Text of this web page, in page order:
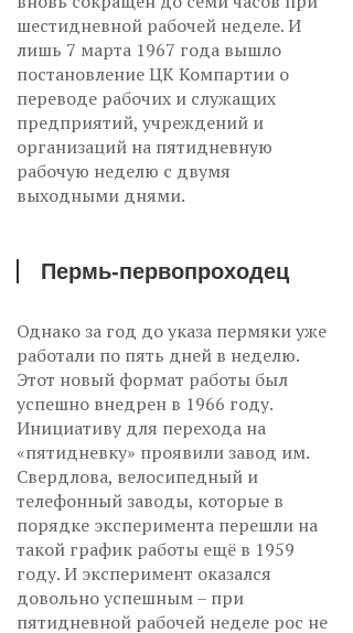
шестидневной рабочей неделе. И
лишь 7 марта 1967 года вышло
постановление ЦК Компартии о
переводе рабочих и служащих
предприятий, учреждений и
организаций на пятидневную
рабочую неделю с двумя
выходными днями.
Пермь-первопроходец
Однако за год до указа пермяки уже
работали по пять дней в неделю.
Этот новый формат работы был
успешно внедрен в 1966 году.
Инициативу для перехода на
«пятидневку» проявили завод им.
Свердлова, велосипедный и
телефонный заводы, которые в
порядке эксперимента перешли на
такой график работы ещё в 1959
году. И эксперимент оказался
довольно успешным – при
пятидневной рабочей неделе рос не